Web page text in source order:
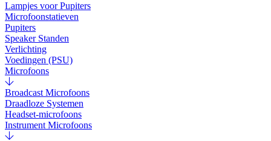
Lampjes voor Pupiters
Microfoonstatieven
Pupiters
Speaker Standen
Verlichting
Voedingen (PSU)
Microfoons
Broadcast Microfoons
Draadloze Systemen
Headset-microfoons
Instrument Microfoons